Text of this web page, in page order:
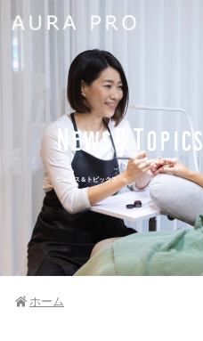
News&Topics
ニュース＆トピックス
ホーム